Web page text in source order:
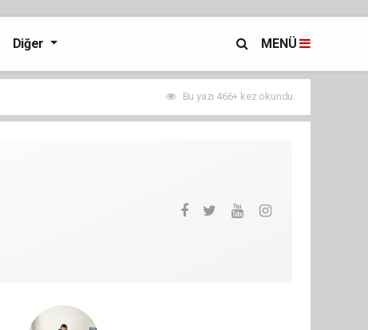
Diğer MENÜ
Bu yazı 466+ kez okundu.